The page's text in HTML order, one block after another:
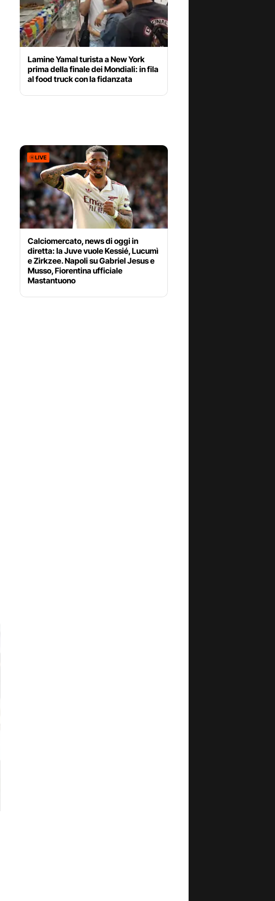
Lamine Yamal turista a New York
prima della finale dei Mondiali: in fila
al food truck con la fidanzata
LIVE
Calciomercato, news di oggi in
diretta: la Juve vuole Kessié, Lucumì
e Zirkzee. Napoli su Gabriel Jesus e
Musso, Fiorentina ufficiale
Mastantuono